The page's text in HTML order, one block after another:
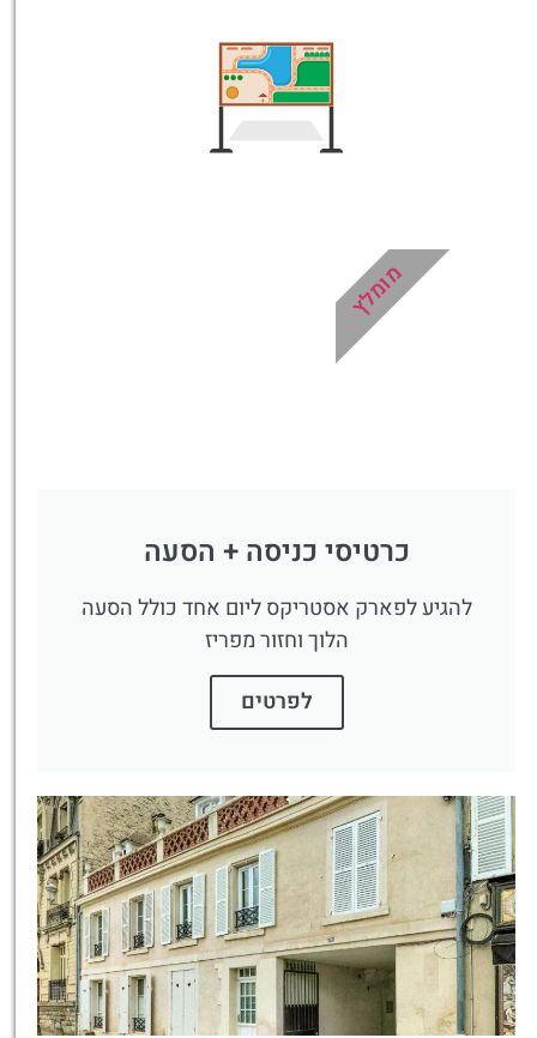
כרטיסי כניסה + הסעה
להגיע לפארק אסטריקס ליום אחד כולל הסעה
הלוך וחזור מפריז
לפרטים
מומלץ